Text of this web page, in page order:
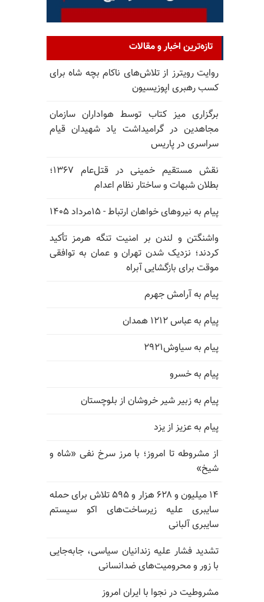
تازه‌ترین اخبار و مقالات
روایت رویترز از تلاش‌های ناکام بچه شاه برای
کسب رهبری اپوزیسیون
برگزاری میز کتاب توسط هواداران سازمان
مجاهدین در گرامیداشت یاد شهیدان قیام
سراسری در پاریس
نقش مستقیم خمینی در قتل‌عام ۱۳۶۷؛
بطلان شبهات و ساختار نظام اعدام
پیام به نیروهای خواهان ارتباط - ۱۵مرداد ۱۴۰۵
واشنگتن و لندن بر امنیت تنگه هرمز تأکید
کردند؛ نزدیک شدن تهران و عمان به توافقی
موقت برای بازگشایی آبراه
پیام به آرامش جهرم
پیام به عباس ۱۲۱۲ همدان
پیام به سیاوش۲۹۲۱
پیام به خسرو
پیام به زبیر شیر خروشان از بلوچستان
پیام به عزیز از یزد
از مشروطه تا امروز؛ با مرز سرخ نفی «شاه و
شیخ»
۱۴ میلیون و ۶۲۸ هزار و ۵۹۵ تلاش برای حمله
سایبری علیه زیرساخت‌های اکو سیستم
سایبری آلبانی
تشدید فشار علیه زندانیان سیاسی، جابه‌جایی
با زور و محرومیت‌های ضدانسانی
مشروطیت در نجوا با ایران امروز